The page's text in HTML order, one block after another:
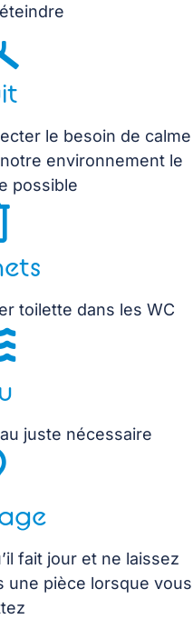
le besoin de calme
environnement le
possible
toilette dans les WC
juste nécessaire
fait jour et ne laissez
une pièce lorsque vous